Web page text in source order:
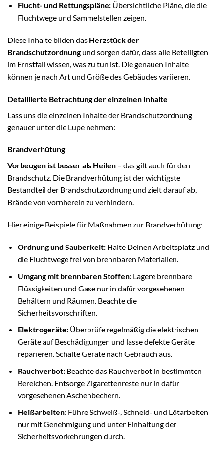
Flucht- und Rettungspläne:Übersichtliche Pläne, die die
Fluchtwege und Sammelstellen zeigen.
Diese Inhalte bilden das Herzstück der
Brandschutzordnungund sorgen dafür, dass alle Beteiligten
im Ernstfall wissen, was zu tun ist. Die genauen Inhalte
können je nach Art und Größe des Gebäudes variieren.
Detaillierte Betrachtung der einzelnen Inhalte
Lass uns die einzelnen Inhalte der Brandschutzordnung
genauer unter die Lupe nehmen:
Brandverhütung
Vorbeugen ist besser als Heilen – das gilt auch für den
Brandschutz. Die Brandverhütung ist der wichtigste
Bestandteil der Brandschutzordnung und zielt darauf ab,
Brände von vornherein zu verhindern.
Hier einige Beispiele für Maßnahmen zur Brandverhütung:
Ordnung und Sauberkeit:Halte Deinen Arbeitsplatz und
die Fluchtwege frei von brennbaren Materialien.
Umgang mit brennbaren Stoffen:Lagere brennbare
Flüssigkeiten und Gase nur in dafür vorgesehenen
Behältern und Räumen. Beachte die
Sicherheitsvorschriften.
Elektrogeräte:Überprüfe regelmäßig die elektrischen
Geräte auf Beschädigungen und lasse defekte Geräte
reparieren. Schalte Geräte nach Gebrauch aus.
Rauchverbot:Beachte das Rauchverbot in bestimmten
Bereichen. Entsorge Zigarettenreste nur in dafür
vorgesehenen Aschenbechern.
Heißarbeiten:Führe Schweiß-, Schneid- und Lötarbeiten
nur mit Genehmigung und unter Einhaltung der
Sicherheitsvorkehrungen durch.